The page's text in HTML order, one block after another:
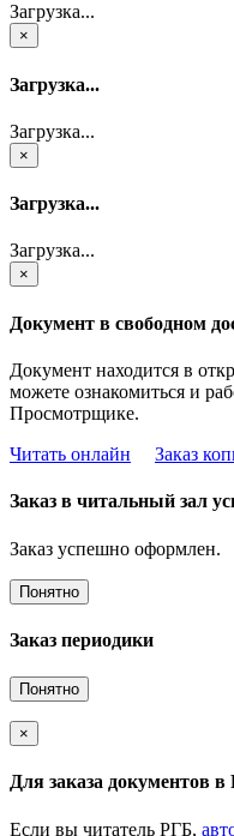
Загрузка...
×
Загрузка...
Загрузка...
×
Загрузка...
Загрузка...
×
Документ в свободном
Документ находится в
можете ознакомиться и
Просмотрщике.
Читать онлайн
Заказ
Заказ в читальный зал
Заказ успешно оформлен.
Понятно
Заказ периодики
Понятно
×
Для заказа документов
Если вы читатель РГБ,